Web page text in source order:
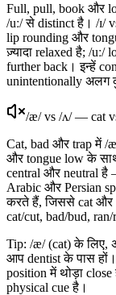
Full, pull, book और
/uː/ से distinct है। /ɪ/
lip rounding और
ज़्यादा relaxed है; /
further back। इन्हें
unintentionally अलग
/æ/ vs /ʌ/ — cat
Cat, bad और trap में /
और tongue low के
central और neutral है
Arabic और Persian
करते हैं, जिससे cat और
cat/cut, bad/bud,
Tip: /æ/ (cat) के लिए,
आप dentist के पास
position में थोड़ा
physical cue है।